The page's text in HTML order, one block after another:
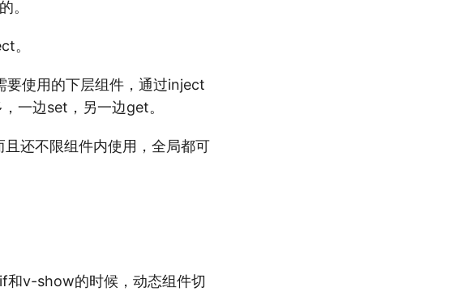
。
。
使用的下层组件，通过inject
一边set，另一边get。
还不限组件内使用，全局都可
和v-show的时候，动态组件切